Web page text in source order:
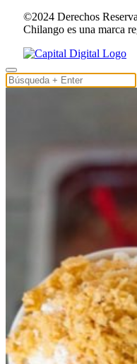
©2024 Derechos
Chilango es una marca